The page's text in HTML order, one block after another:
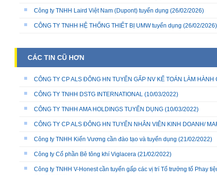
Công ty TNHH Laird Việt Nam (Dupont) tuyển dụng (26/02/2026)
CÔNG TY TNHH HỆ THỐNG THIẾT BỊ UMW tuyển dụng (26/02/2026)
CÁC TIN CŨ HƠN
CÔNG TY CP ALS ĐÔNG HN TUYỂN GẤP NV KẾ TOÁN LÀM HÀNH
CÔNG TY TNHH DSTG INTERNATIONAL (10/03/2022)
CÔNG TY TNHH AMA HOLDINGS TUYỂN DỤNG (10/03/2022)
CÔNG TY CP ALS ĐÔNG HN TUYỂN NHÂN VIÊN KINH DOANH/
Công ty TNHH Kiến Vương cần đào tạo và tuyển dụng (21/02/2022)
Công ty Cổ phần Bê tông khí Viglacera (21/02/2022)
Công ty TNHH V-Honest cần tuyển gấp các vị trí Tổ trưởng tổ Phay